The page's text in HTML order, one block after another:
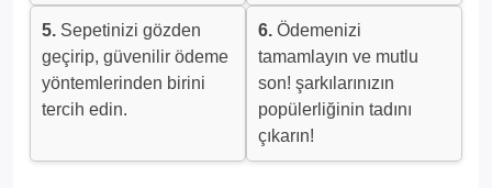
5. Sepetinizi gözden
geçirip, güvenilir ödeme
yöntemlerinden birini
tercih edin.
6. Ödemenizi
tamamlayın ve mutlu
son! şarkılarınızın
popülerliğinin tadını
çıkarın!